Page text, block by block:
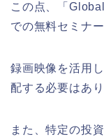
この点、「
での無料セミナー
録画映像を活用
配する必要はあり
また、特定の投